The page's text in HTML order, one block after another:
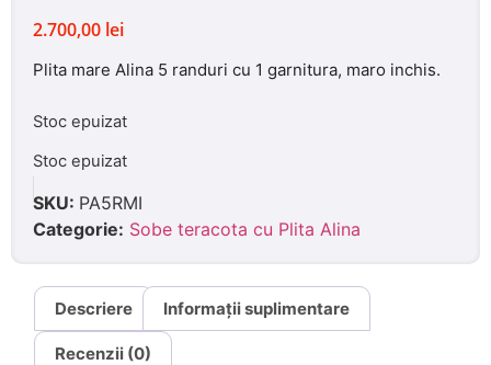
2.700,00 lei
Plita mare Alina 5 randuri cu 1 garnitura, maro inchis.
Stoc epuizat
Stoc epuizat
SKU: PA5RMI
Categorie: Sobe teracota cu Plita Alina
Descriere Informații suplimentare
Recenzii (0)